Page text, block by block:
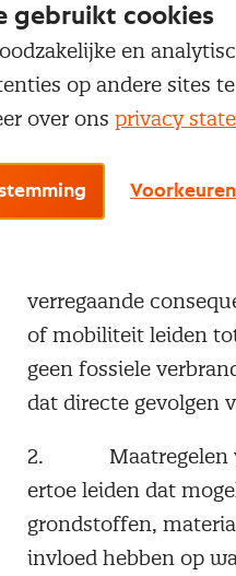
Deskundigen op het
opgesteld waarmee
De Green
Ook voor de
en indirecte gevolgen
verregaande
of mobiliteit leiden
geen fossiele
dat directe gevolgen
2. Maatregelen
ertoe leiden dat
grondstoffen,
invloed hebben op
gebruikt cookies
en
op andere sites
over ons privacy